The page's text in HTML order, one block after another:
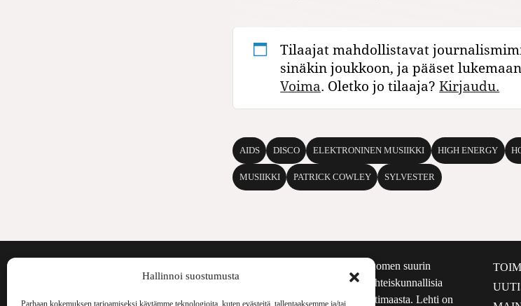
Hallinnoi suostumusta
Parhaan kokemuksen tarjoamiseksi käytämme teknologioita, kuten evästeitä, tallentaaksemme ja/tai
Tilaajat mahdollistavat
sinäkin joukkoon, ja pääset
Voima. Oletko jo tilaaja?Kirjaudu.
AIDS DISCO ELEKTRONINEN MUSIIKKI HIGH ENERGY
MUSIIKKI PATRICK COWLEY SYLVESTER
Voima on painosmäärältään Suomen suurin
kulttuurilehti. Se nostaa esiin yhteiskunnallisia
aiheita niin maailmalta kuin kotimaasta. Lehti on